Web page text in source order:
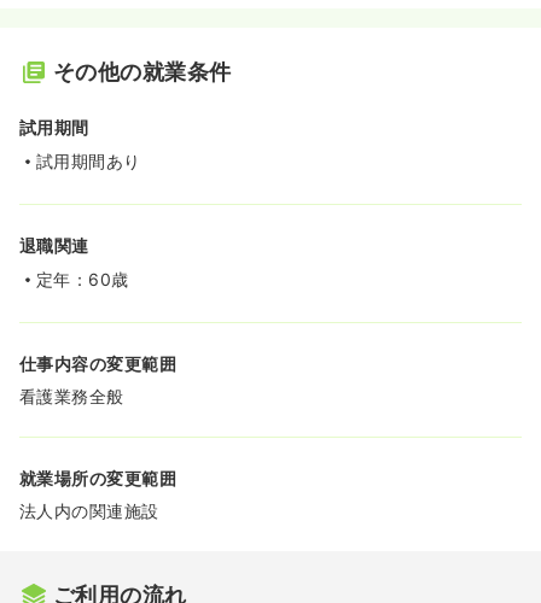
その他の就業条件
試用期間
試用期間あり
退職関連
定年：60歳
仕事内容の変更範囲
看護業務全般
就業場所の変更範囲
法人内の関連施設
ご利用の流れ